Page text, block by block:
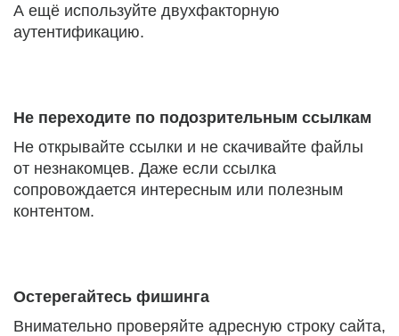
А ещё используйте двухфакторную
аутентификацию.
Не переходите по подозрительным ссылкам
Не открывайте ссылки и не скачивайте файлы
от незнакомцев. Даже если ссылка
сопровождается интересным или полезным
контентом.
Остерегайтесь фишинга
Внимательно проверяйте адресную строку сайта,